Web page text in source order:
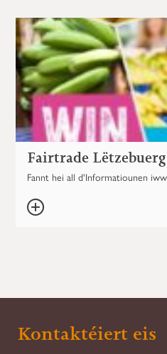
Fairtrade Lëtzebuerg
Fannt hei all d'Informatiounen
Kontaktéiert eis